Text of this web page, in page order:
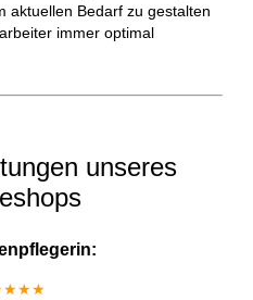
aktuellen Bedarf zu gestalten
immer optimal
unseres